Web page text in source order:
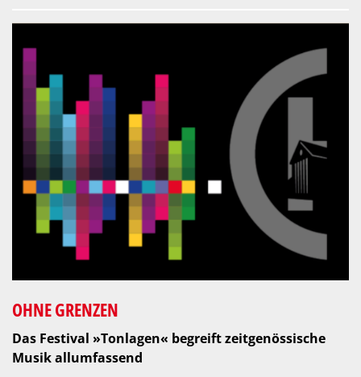
OHNE GRENZEN
Das Festival »Tonlagen« begreift zeitgenössische
Musik allumfassend